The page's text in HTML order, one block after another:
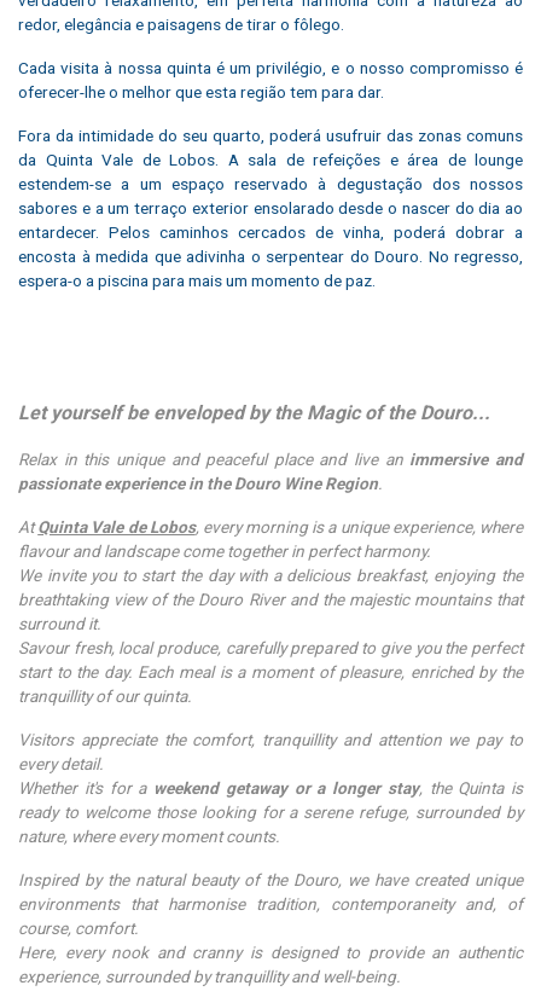
redor, elegância e paisagens de tirar o fôlego.
Cada visita à nossa quinta é um privilégio, e o nosso compromisso é
oferecer-lhe o melhor que esta região tem para dar.
Fora da intimidade do seu quarto, poderá usufruir das zonas comuns
da Quinta Vale de Lobos. A sala de refeições e área de lounge
estendem-se a um espaço reservado à degustação dos nossos
sabores e a um terraço exterior ensolarado desde o nascer do dia ao
entardecer. Pelos caminhos cercados de vinha, poderá dobrar a
encosta à medida que adivinha o serpentear do Douro. No regresso,
espera-o a piscina para mais um momento de paz.
Let yourself be enveloped by the Magic of the Douro...
Relax in this unique and peaceful place and live an immersive and
passionate experience in the Douro Wine Region
AtQuinta Vale de Lobos, every morning is a unique experience, where
flavour and landscape come together in perfect harmony.
We invite you to start the day with a delicious breakfast, enjoying the
breathtaking view of the Douro River and the majestic mountains that
surround it.
Savour fresh, local produce, carefully prepared to give you the perfect
start to the day. Each meal is a moment of pleasure, enriched by the
tranquillity of our quinta.
Visitors appreciate the comfort, tranquillity and attention we pay to
every detail.
Whether it's for a weekend getaway or a longer stay, the Quinta is
ready to welcome those looking for a serene refuge, surrounded by
nature, where every moment counts.
Inspired by the natural beauty of the Douro, we have created unique
environments that harmonise tradition, contemporaneity and, of
course, comfort.
Here, every nook and cranny is designed to provide an authentic
experience, surrounded by tranquillity and well-being.